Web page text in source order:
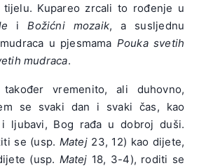
Kupareo zrcali to rođenje u
iBožićni mozaik, a susljednu
u pjesmama Pouka svetih
mudraca.
vremenito, ali duhovno,
se svaki dan i svaki čas, kao
ljubavi, Bog rađa u dobroj duši.
se (usp. Matej23, 12) kao dijete,
(usp. Matej 18, 3-4), roditi se